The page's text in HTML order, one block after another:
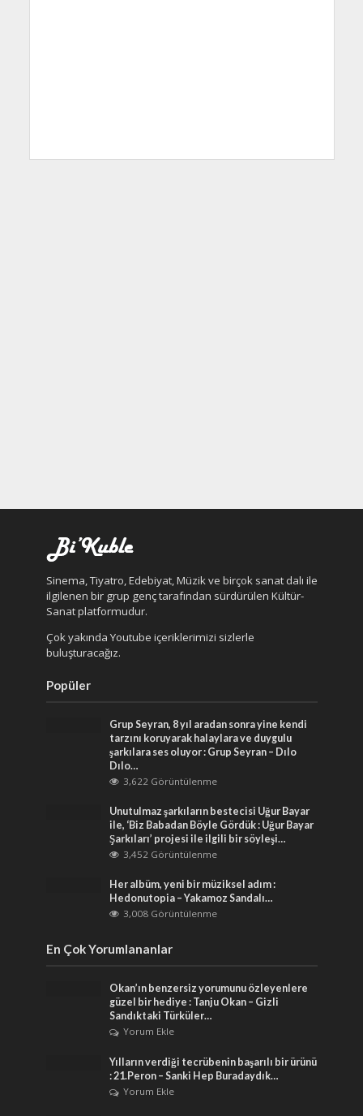
Sinema, Tiyatro, Edebiyat, Müzik ve birçok sanat dalı ile
ilgilenen bir grup genç tarafından sürdürülen Kültür-
Sanat platformudur.
Çok yakında Youtube içeriklerimizi sizlerle
buluşturacağız.
Popüler
Grup Seyran, 8 yıl aradan sonra yine kendi
tarzını koruyarak halaylara ve duygulu
şarkılara ses oluyor : Grup Seyran – Dılo
Dılo…
3,622 Görüntülenme
Unutulmaz şarkıların bestecisi Uğur Bayar
ile, ‘Biz Babadan Böyle Gördük : Uğur Bayar
Şarkıları’ projesi ile ilgili bir söyleşi…
3,452 Görüntülenme
Her albüm, yeni bir müziksel adım :
Hedonutopia – Yakamoz Sandalı…
3,008 Görüntülenme
En Çok Yorumlananlar
Okan’ın benzersiz yorumunu özleyenlere
güzel bir hediye : Tanju Okan – Gizli
Sandıktaki Türküler…
Yorum Ekle
Yılların verdiği tecrübenin başarılı bir ürünü
: 21.Peron – Sanki Hep Buradaydık…
Yorum Ekle